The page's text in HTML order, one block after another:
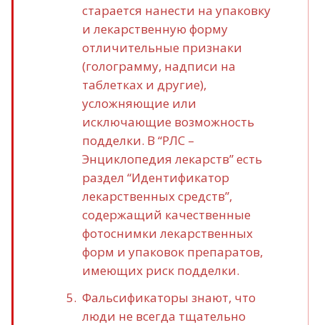
старается нанести на упаковку
и лекарственную форму
отличительные признаки
(голограмму, надписи на
таблетках и другие),
усложняющие или
исключающие возможность
подделки. В “РЛС –
Энциклопедия лекарств” есть
раздел “Идентификатор
лекарственных средств”,
содержащий качественные
фотоснимки лекарственных
форм и упаковок препаратов,
имеющих риск подделки.
Фальсификаторы знают, что
люди не всегда тщательно